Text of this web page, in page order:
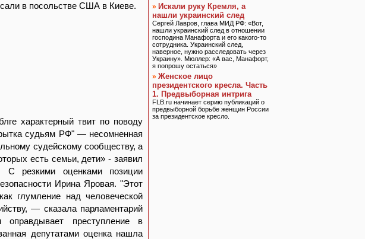
в посольстве США в Киеве.
характерный твит по поводу
судьям РФ" — несомненная
судейскому сообществу, а
есть семьи, дети» - заявил
С резкими оценками позиции
Ирина Яровая. "Этот
глумление над человеческой
— сказала парламентарий
преступление в
депутатами оценка нашла
» Искали руку Кремля, а
нашли украинский след
Сергей Лавров, глава МИД РФ: «Вот,
нашли украинский след в отношении
господина Манафорта и его какого-то
сотрудника. Украинский след,
наверное, нужно расследовать через
Украину». Мюллер: «А вас, Манафорт,
я попрошу остаться»
» Женское лицо
президентского кресла. Часть
1. Предвыборная интрига
FLB.ru начинает серию публикаций о
предвыборной борьбе женщин России
за президентское кресло.